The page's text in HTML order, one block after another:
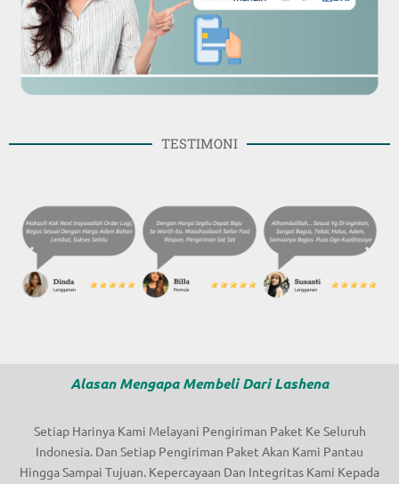
TESTIMONI
Alasan Mengapa Membeli Dari Lashena
Setiap Harinya Kami Melayani Pengiriman Paket Ke Seluruh
Indonesia. Dan Setiap Pengiriman Paket Akan Kami Pantau
Hingga Sampai Tujuan. Kepercayaan Dan Integritas Kami Kepada